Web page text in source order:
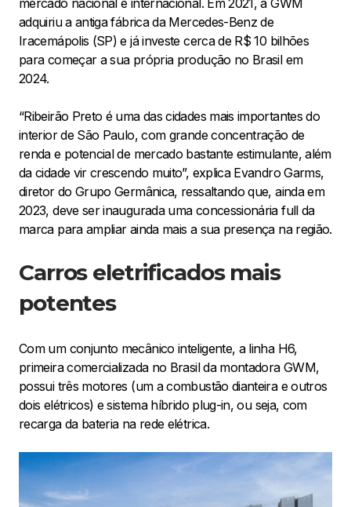
adquiriu a antiga fábrica da Mercedes-Benz de
Iracemápolis (SP) e já investe cerca de R$ 10 bilhões
para começar a sua própria produção no Brasil em
2024.
“Ribeirão Preto é uma das cidades mais importantes do
interior de São Paulo, com grande concentração de
renda e potencial de mercado bastante estimulante, além
da cidade vir crescendo muito”, explica Evandro Garms,
diretor do Grupo Germânica, ressaltando que, ainda em
2023, deve ser inaugurada uma concessionária full da
marca para ampliar ainda mais a sua presença na região.
Carros eletrificados mais
potentes
Com um conjunto mecânico inteligente, a linha H6,
primeira comercializada no Brasil da montadora GWM,
possui três motores (um a combustão dianteira e outros
dois elétricos) e sistema híbrido plug-in, ou seja, com
recarga da bateria na rede elétrica.